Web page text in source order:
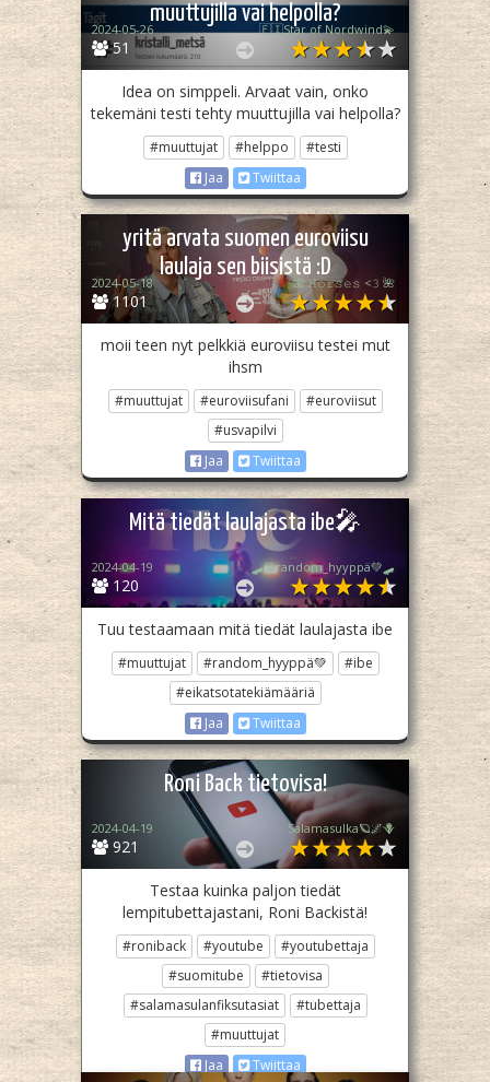
muuttujilla vai helpolla?
51
2024-05-26 🇫🇮Star of Nordwind💫
Idea on simppeli. Arvaat vain, onko
tekemäni testi tehty muuttujilla vai helpolla?
#muuttujat #helppo
#testi
Jaa
Twiittaa
yritä arvata suomen euroviisu
laulaja sen biisistä :D
1101
2024-05-18 🌺 𝙷𝚘𝚛𝚜𝚎𝚜 <𝟹 🌺
moii teen nyt pelkkiä euroviisu testei mut
ihsm
#muuttujat #euroviisufani
#euroviisut
#usvapilvi
Jaa
Twiittaa
Mitä tiedät laulajasta ibe🎤
120
2024-04-19 🛹💚random_hyyppä💚🛹
Tuu testaamaan mitä tiedät laulajasta ibe
#muuttujat #random_hyyppä💚
#ibe
#eikatsotatekiämääriä
Jaa
Twiittaa
Roni Back tietovisa!
921
2024-04-19 Salamasulka🪐🌌🪻
Testaa kuinka paljon tiedät
lempitubettajastani, Roni Backistä!
#roniback #youtube
#youtubettaja
#suomitube
#tietovisa
#salamasulanfiksutasiat
#tubettaja
#muuttujat
Jaa
Twiittaa